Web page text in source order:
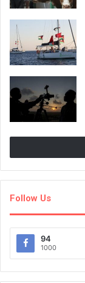
Follow Us
94
1000